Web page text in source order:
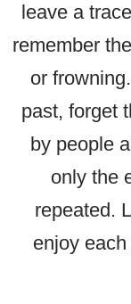
leave a
remember
or
past, forget
by people
only the
repeated.
enjoy